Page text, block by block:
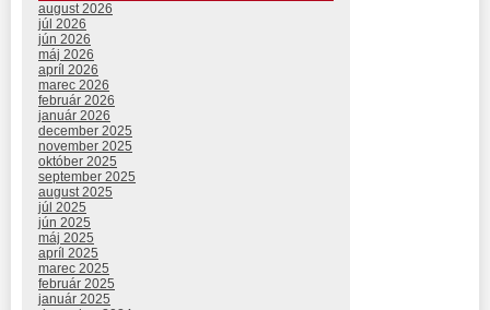
august 2026
júl 2026
jún 2026
máj 2026
apríl 2026
marec 2026
február 2026
január 2026
december 2025
november 2025
október 2025
september 2025
august 2025
júl 2025
jún 2025
máj 2025
apríl 2025
marec 2025
február 2025
január 2025